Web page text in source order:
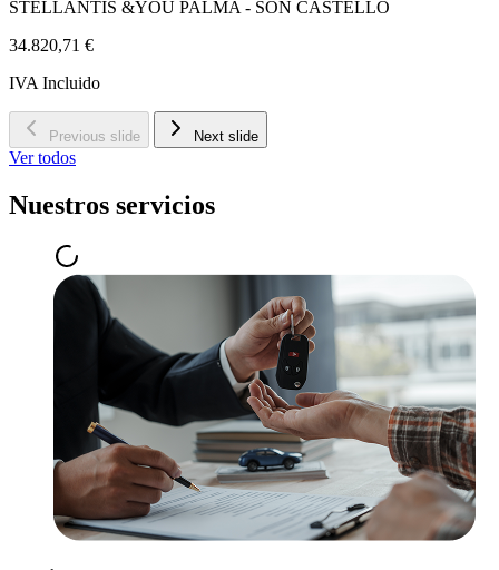
STELLANTIS &YOU PALMA - SON CASTELLÓ
34.820,71 €
IVA Incluido
Previous slide Next slide
Ver todos
Nuestros servicios